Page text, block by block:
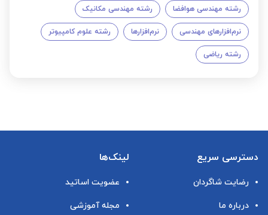
رشته مهندسی هوافضا رشته مهندسی مکانیک
نرم‌افزارهای مهندسی نرم‌افزارها رشته علوم کامپیوتر
رشته ریاضی
دسترسی سریع
رضایت شاگردان
درباره ما
لینک‌ها
عضویت اساتید
مجله آموزشی